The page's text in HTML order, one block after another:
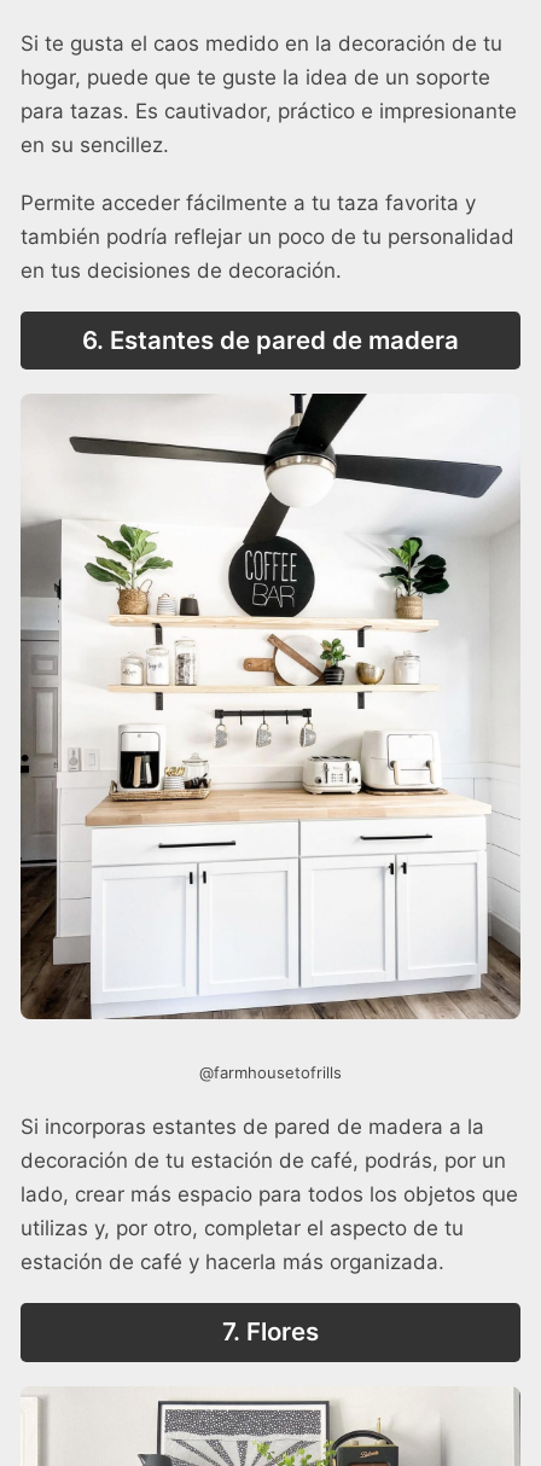
Si te gusta el caos medido en la decoración de tu
hogar, puede que te guste la idea de un soporte
para tazas. Es cautivador, práctico e impresionante
en su sencillez.
Permite acceder fácilmente a tu taza favorita y
también podría reflejar un poco de tu personalidad
en tus decisiones de decoración.
6. Estantes de pared de madera
@farmhousetofrills
Si incorporas estantes de pared de madera a la
decoración de tu estación de café, podrás, por un
lado, crear más espacio para todos los objetos que
utilizas y, por otro, completar el aspecto de tu
estación de café y hacerla más organizada.
7. Flores